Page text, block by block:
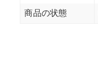
商品の状態